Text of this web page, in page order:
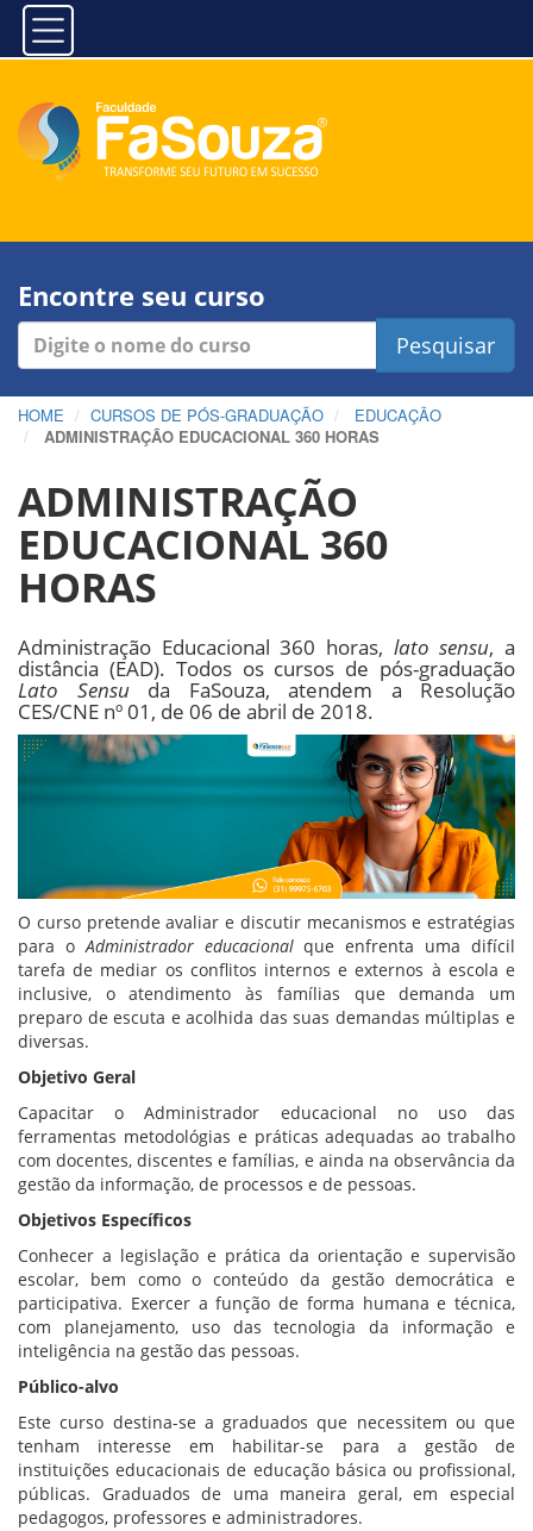
Encontre seu curso
Pesquisar
HOME CURSOS DE PÓS-GRADUAÇÃO
EDUCAÇÃO
ADMINISTRAÇÃO EDUCACIONAL 360 HORAS
ADMINISTRAÇÃO
EDUCACIONAL 360
HORAS
Administração Educacional 360 horas, lato sensu, a
distância (EAD). Todos os cursos de pós-graduação
Lato Sensuda FaSouza, atendem a Resolução
CES/CNE nº 01, de 06 de abril de 2018.
O curso pretende avaliar e discutir mecanismos e estratégias
para oAdministrador educacionalque enfrenta uma difícil
tarefa de mediar os conflitos internos e externos à escola e
inclusive, o atendimento às famílias que demanda um
preparo de escuta e acolhida das suas demandas múltiplas e
diversas.
Objetivo Geral
Capacitar o Administrador educacional no uso das
ferramentas metodológias e práticas adequadas ao trabalho
com docentes, discentes e famílias, e ainda na observância da
gestão da informação, de processos e de pessoas.
Objetivos Específicos
Conhecer a legislação e prática da orientação e supervisão
escolar, bem como o conteúdo da gestão democrática e
participativa. Exercer a função de forma humana e técnica,
com planejamento, uso das tecnologia da informação e
inteligência na gestão das pessoas.
Público-alvo
Este curso destina-se a graduados que necessitem ou que
tenham interesse em habilitar-se para a gestão de
instituições educacionais de educação básica ou profissional,
públicas. Graduados de uma maneira geral, em especial
pedagogos, professores e administradores.